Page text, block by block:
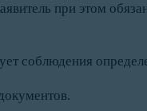
при этом
соблюдения